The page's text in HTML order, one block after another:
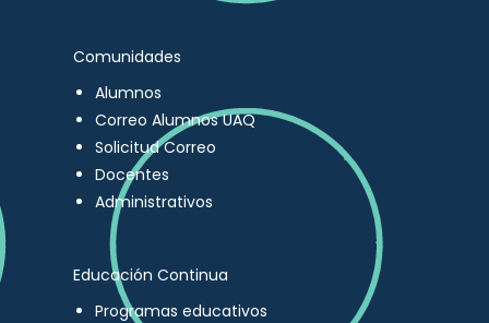
Comunidades
Alumnos
Correo Alumnos UAQ
Solicitud Correo
Docentes
Administrativos
Educación Continua
Programas educativos